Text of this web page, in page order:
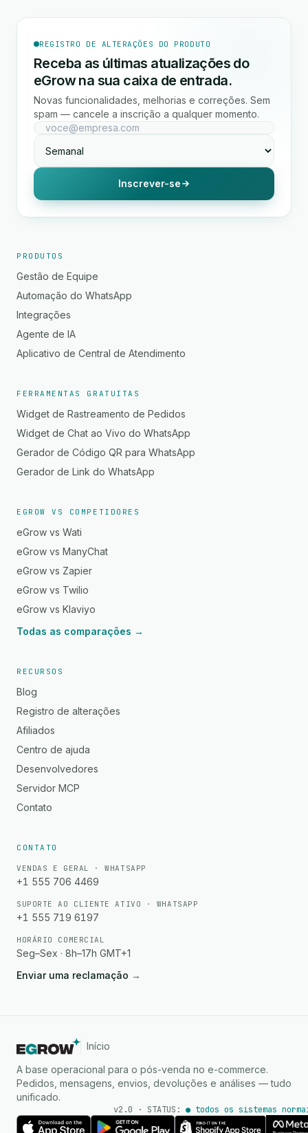
REGISTRO DE ALTERAÇÕES DO PRODUTO
Receba as últimas atualizações do
eGrow na sua caixa de entrada.
Novas funcionalidades, melhorias e correções. Sem
spam — cancele a inscrição a qualquer momento.
Inscrever-se
PRODUTOS
Gestão de Equipe
Automação do WhatsApp
Integrações
Agente de IA
Aplicativo de Central de Atendimento
FERRAMENTAS GRATUITAS
Widget de Rastreamento de Pedidos
Widget de Chat ao Vivo do WhatsApp
Gerador de Código QR para WhatsApp
Gerador de Link do WhatsApp
EGROW VS COMPETIDORES
eGrow vs Wati
eGrow vs ManyChat
eGrow vs Zapier
eGrow vs Twilio
eGrow vs Klaviyo
Todas as comparações →
RECURSOS
Blog
Registro de alterações
Afiliados
Centro de ajuda
Desenvolvedores
Servidor MCP
Contato
CONTATO
VENDAS E GERAL · WHATSAPP
+1 555 706 4469
SUPORTE AO CLIENTE ATIVO · WHATSAPP
+1 555 719 6197
HORÁRIO COMERCIAL
Seg–Sex · 8h–17h GMT+1
Enviar uma reclamação →
Início
A base operacional para o pós-venda no e-commerce.
Pedidos, mensagens, envios, devoluções e análises — tudo
unificado.
v2.0 · STATUS: ● todos os sistemas